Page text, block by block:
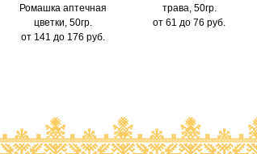
Ромашка аптечная
цветки, 50гр.
от 141 до 176 руб.
трава, 50гр.
от 61 до 76 руб.